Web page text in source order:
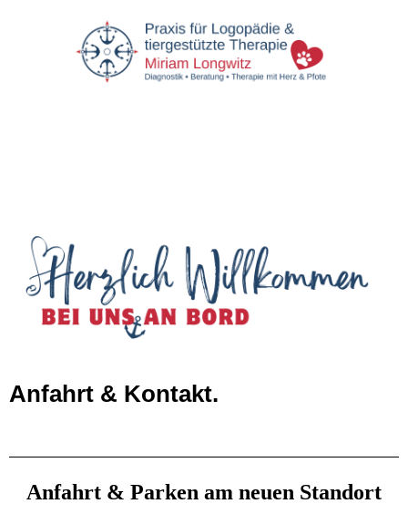
Anfahrt & Kontakt.
Anfahrt & Parken am neuen Standort